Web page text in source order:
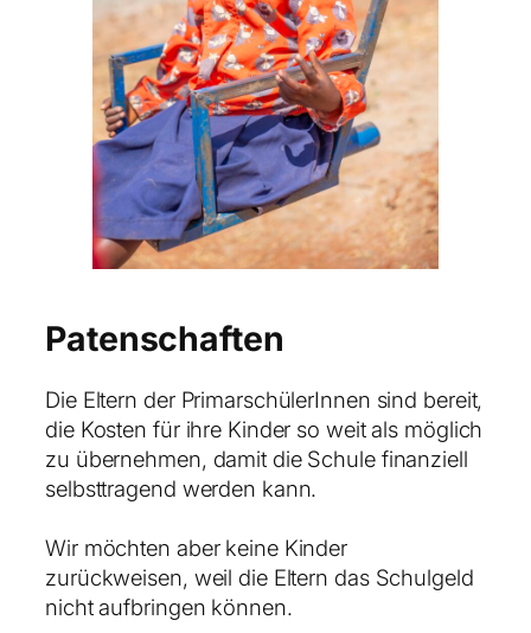
Patenschaften
Die Eltern der PrimarschülerInnen sind bereit,
die Kosten für ihre Kinder so weit als möglich
zu übernehmen, damit die Schule finanziell
selbsttragend werden kann.
Wir möchten aber keine Kinder
zurückweisen, weil die Eltern das Schulgeld
nicht aufbringen können.